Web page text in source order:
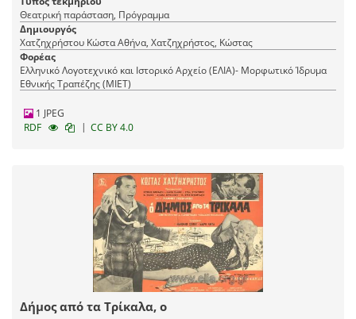
Θεατρική παράσταση, Πρόγραμμα
Δημιουργός
Χατζηχρήστου Κώστα Αθήνα, Χατζηχρήστος, Κώστας
Φορέας
Ελληνικό Λογοτεχνικό και Ιστορικό Αρχείο (ΕΛΙΑ)- Μορφωτικό Ίδρυμα
Εθνικής Τραπέζης (ΜΙΕΤ)
1 JPEG
RDF
| CC BY 4.0
Δήμος από τα Τρίκαλα, ο